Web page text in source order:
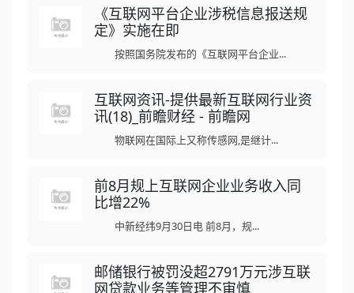
《互联网平台企业涉税信息报送规
定》实施在即
按照国务院发布的《互联网平台企业...
互联网资讯-提供最新互联网行业资
讯(18)_前瞻财经 - 前瞻网
物联网在国际上又称传感网,是继计...
前8月规上互联网企业业务收入同
比增22%
中新经纬9月30日电 前8月，规...
邮储银行被罚没超2791万元涉互联
网贷款业务等管理不审慎